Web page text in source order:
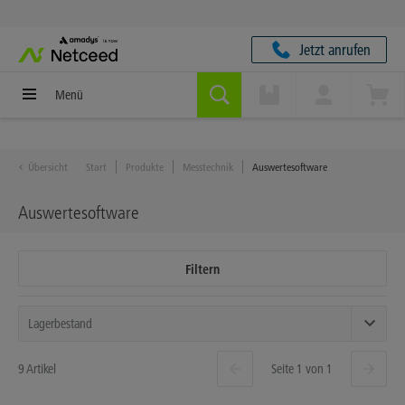
Jetzt anrufen
Menü
Übersicht Start Produkte Messtechnik Auswertesoftware
Auswertesoftware
Filtern
9 Artikel Seite 1 von 1